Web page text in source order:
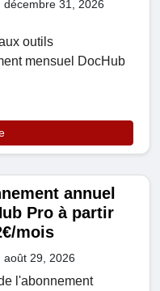
décembre 31, 2026
outils
mensuel DocHub
annuel
Pro à partir
mois
août 29, 2026
l'abonnement